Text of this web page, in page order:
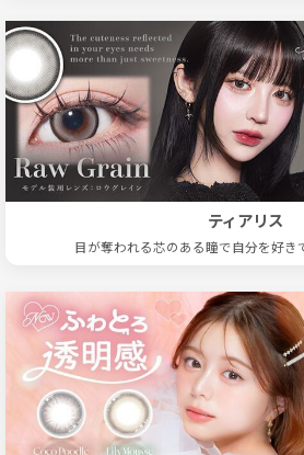
ティアリス
目が奪われる芯のある瞳で自分を好き